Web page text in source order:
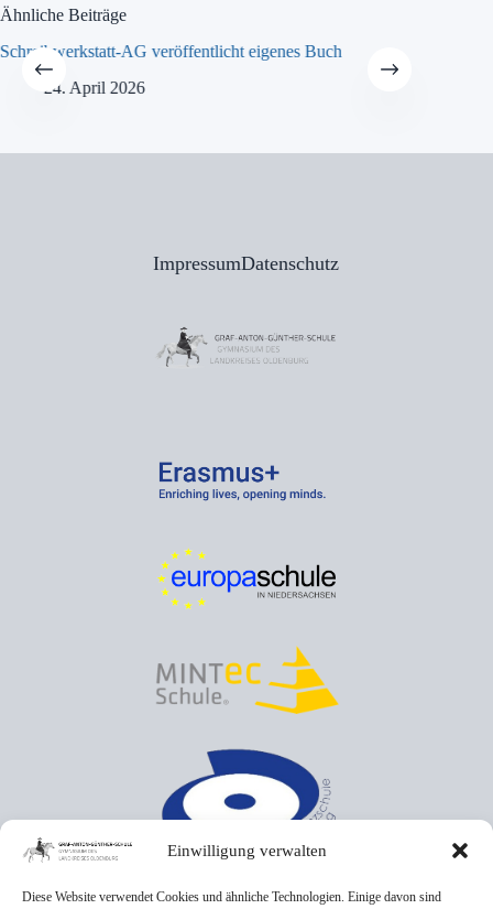
Einwilligung verwalten
Diese Website verwendet Cookies und ähnliche Technologien. Einige davon sind
Ähnliche Beiträge
Schreibwerkstatt-AG veröffentlicht eigenes Buch
24. April 2026
ImpressumDatenschutz